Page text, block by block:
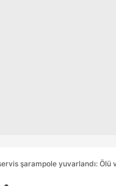
şarampole yuvarlandı: Ölü